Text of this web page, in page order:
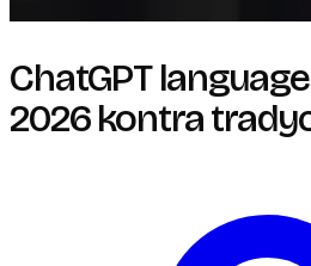
ChatGPT
2026 kontra